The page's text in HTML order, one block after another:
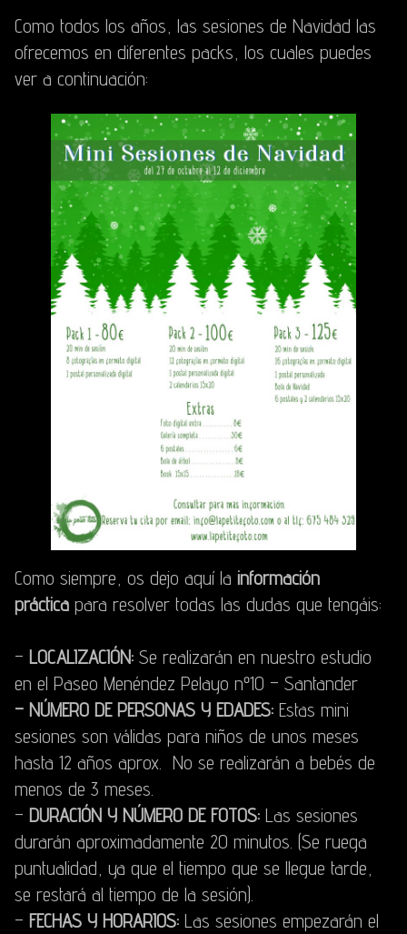
Como todos los años, las sesiones de Navidad las
ofrecemos en diferentes packs, los cuales puedes
ver a continuación:
Como siempre, os dejo aquí la información
práctica para resolver todas las dudas que tengáis:
– LOCALIZACIÓN: Se realizarán en nuestro estudio
en el Paseo Menéndez Pelayo nº10 – Santander
– NÚMERO DE PERSONAS Y EDADES: Estas mini
sesiones son válidas para niños de unos meses
hasta 12 años aprox. No se realizarán a bebés de
menos de 3 meses.
– DURACIÓN Y NÚMERO DE FOTOS: Las sesiones
durarán aproximadamente 20 minutos. (Se ruega
puntualidad, ya que el tiempo que se llegue tarde,
se restará al tiempo de la sesión).
– FECHAS Y HORARIOS: Las sesiones empezarán el